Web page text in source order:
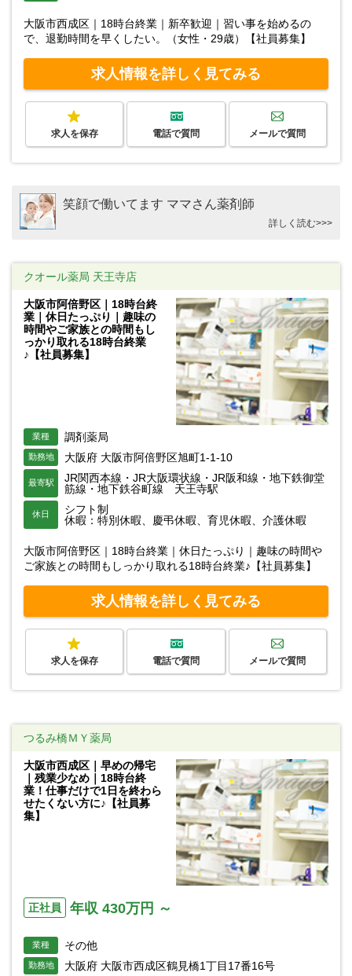
大阪市西成区｜18時台終業｜新卒歓迎｜習い事を始めるの
で、退勤時間を早くしたい。（女性・29歳）【社員募集】
求人情報を詳しく見てみる
求人を保存 電話で質問 メールで質問
笑顔で働いてます ママさん薬剤師
詳しく読む>>>
クオール薬局 天王寺店
大阪市阿倍野区｜18時台終
業｜休日たっぷり｜趣味の
時間やご家族との時間もし
っかり取れる18時台終業
♪【社員募集】
業種 調剤薬局
勤務地 大阪府 大阪市阿倍野区旭町1-1-10
最寄駅
JR関西本線・JR大阪環状線・JR阪和線・地下鉄御堂
筋線・地下鉄谷町線 天王寺駅
休日
シフト制
休暇：特別休暇、慶弔休暇、育児休暇、介護休暇
大阪市阿倍野区｜18時台終業｜休日たっぷり｜趣味の時間や
ご家族との時間もしっかり取れる18時台終業♪【社員募集】
求人情報を詳しく見てみる
求人を保存 電話で質問 メールで質問
つるみ橋ＭＹ薬局
大阪市西成区｜早めの帰宅
｜残業少なめ｜18時台終
業！仕事だけで1日を終わら
せたくない方に♪【社員募
集】
正社員 年収 430万円 ～
業種 その他
勤務地 大阪府 大阪市西成区鶴見橋1丁目17番16号